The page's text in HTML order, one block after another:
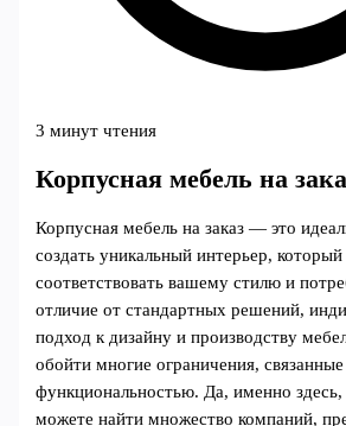
3 минут чтения
Корпусная мебель на
Корпусная мебель на заказ — это
создать уникальный интерьер,
соответствовать вашему стилю и
отличие от стандартных решений,
подход к дизайну и производству
обойти многие ограничения,
функциональностью. Да, именно
можете найти множество компаний,